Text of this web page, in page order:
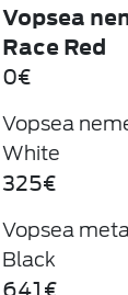
Vopsea
Race Red
0€
Vopsea
White
325€
Vopsea
Black
641€